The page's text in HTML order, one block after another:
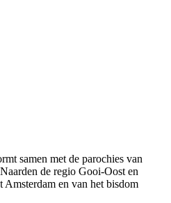
samen met de parochies van
de regio Gooi-Oost en
Amsterdam en van het bisdom